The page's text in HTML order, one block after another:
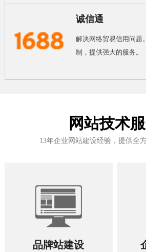
诚信通
解决网络贸易信用问题
制，提供强大的服务。
网站技术
13年企业网站建设经验，提供全
品牌站建设